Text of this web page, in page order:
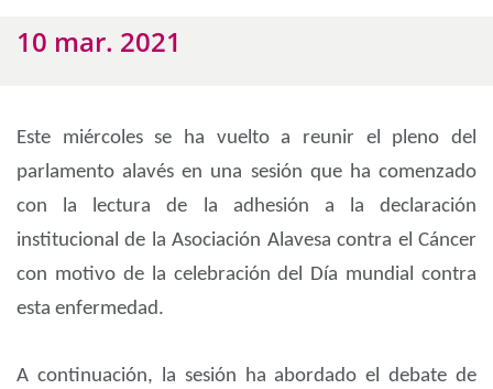
10 mar. 2021
Este miércoles se ha vuelto a reunir el pleno del
parlamento alavés en una sesión que ha comenzado
con la lectura de la adhesión a la declaración
institucional de la Asociación Alavesa contra el Cáncer
con motivo de la celebración del Día mundial contra
esta enfermedad.
A continuación, la sesión ha abordado el debate de